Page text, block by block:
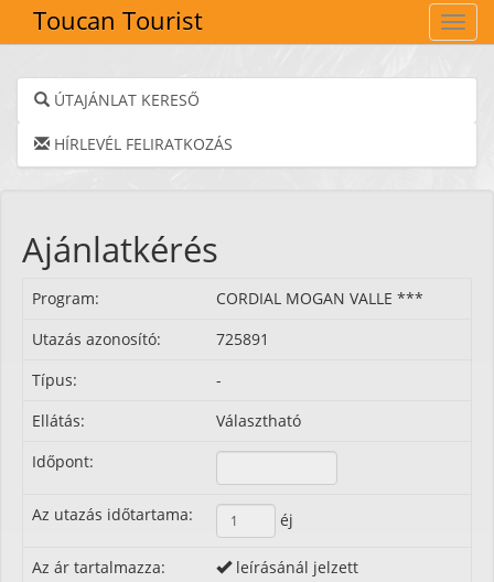
Toucan Tourist
ÚTAJÁNLAT KERESŐ
HÍRLEVÉL FELIRATKOZÁS
Ajánlatkérés
Program:
CORDIAL MOGAN VALLE ***
Utazás azonosító:
725891
Típus:
-
Ellátás:
Választható
Időpont:
Az utazás időtartama: éj
Az ár tartalmazza:
leírásánál jelzett